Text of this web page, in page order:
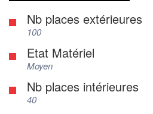
Nb places extérieures
100
Etat Matériel
Moyen
Nb places intérieures
40